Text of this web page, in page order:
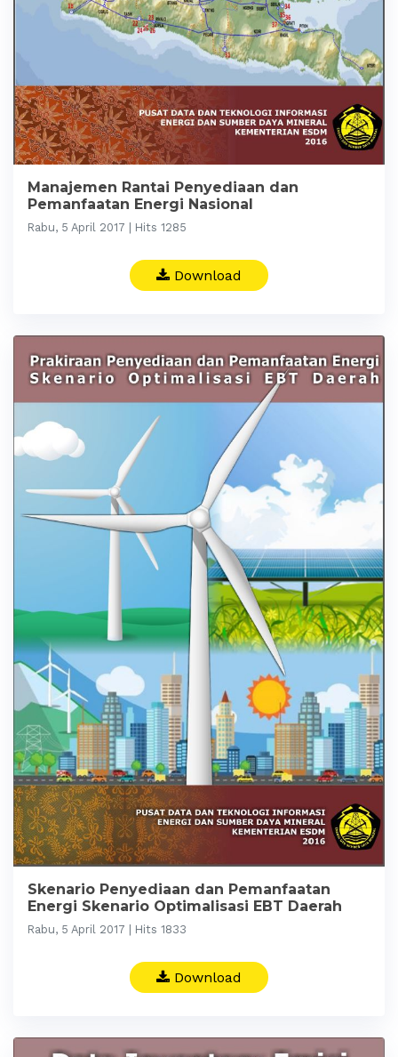
Manajemen Rantai Penyediaan dan
Pemanfaatan Energi Nasional
Rabu, 5 April 2017 | Hits 1285
Download
Skenario Penyediaan dan Pemanfaatan
Energi Skenario Optimalisasi EBT Daerah
Rabu, 5 April 2017 | Hits 1833
Download